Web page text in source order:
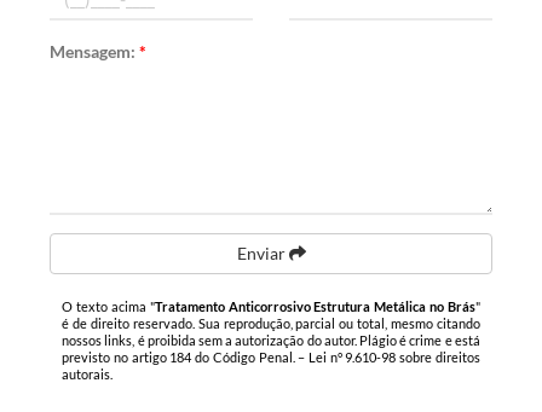
Mensagem:*
Enviar
O texto acima "Tratamento Anticorrosivo Estrutura Metálica no Brás"
é de direito reservado. Sua reprodução, parcial ou total, mesmo citando
nossos links, é proibida sem a autorização do autor. Plágio é crime e está
previsto no artigo 184 do Código Penal. – Lei n° 9.610-98 sobre direitos
autorais